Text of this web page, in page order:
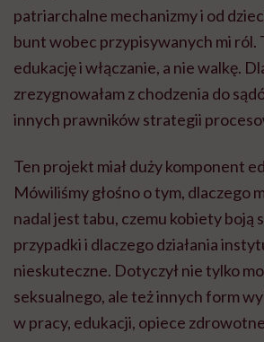
patriarchalne mechanizmy i od
bunt wobec przypisywanych mi ról.
edukację i włączanie, a nie walkę.
zrezygnowałam z chodzenia do
innych prawników strategii
Ten projekt miał duży komponent
Mówiliśmy głośno o tym, dlaczego
nadal jest tabu, czemu kobiety boją
przypadki i dlaczego działania
nieskuteczne. Dotyczył nie tylko
seksualnego, ale też innych form
w pracy, edukacji, opiece